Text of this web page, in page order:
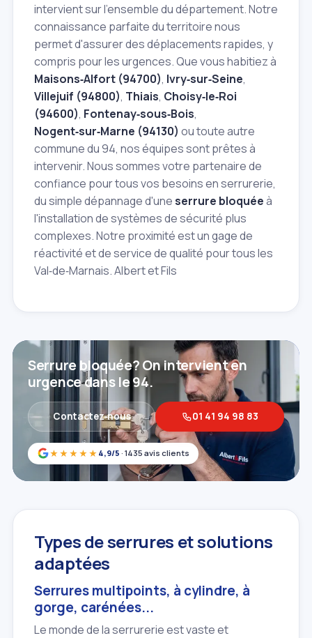
intervient sur l'ensemble du département. Notre
connaissance parfaite du territoire nous
permet d'assurer des déplacements rapides, y
compris pour les urgences. Que vous habitiez à
Maisons‑Alfort (94700), Ivry‑sur‑Seine,
Villejuif (94800), Thiais, Choisy‑le‑Roi
(94600), Fontenay‑sous‑Bois,
Nogent‑sur‑Marne (94130) ou toute autre
commune du 94, nos équipes sont prêtes à
intervenir. Nous sommes votre partenaire de
confiance pour tous vos besoins en serrurerie,
du simple dépannage d'uneserrure bloquéeà
l'installation de systèmes de sécurité plus
complexes. Notre proximité est un gage de
réactivité et de service de qualité pour tous les
Val‑de‑Marnais. Albert et Fils
★★★★★ 4,9/5 · 1435 avis clients
Serrure bloquée? On intervient en
urgence dans le 94.
Contactez‑nous 01 41 94 98 83
Types de serrures et solutions
adaptées
Serrures multipoints, à cylindre, à
gorge, carénées...
Le monde de la serrurerie est vaste et